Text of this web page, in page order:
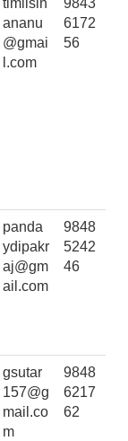
timilsin
ananu
@gmai
l.com
9843
6172
56
panda
ydipakr
aj@gm
ail.com
9848
5242
46
gsutar
157@g
mail.co
m
9848
6217
62